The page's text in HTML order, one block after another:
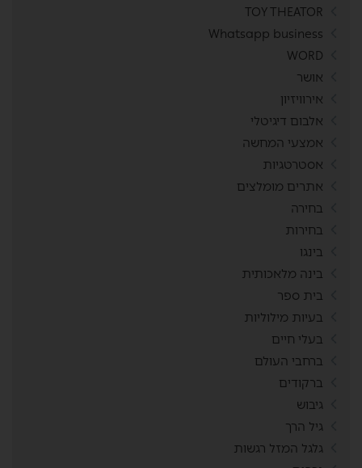
TOY THEATOR
Whatsapp business
WORD
אושר
אירוויזיון
אלבום דיגיטלי
אמצעי המחשה
אסטרטגיות
אתרים מומלצים
בחירה
בחירות
בינגו
בינה מלאכותית
בית ספר
בעיות מילוליות
בעלי חיים
ברחבי העולם
ברקודים
גיבוש
גיל הרך
גלגל המזל רגשות